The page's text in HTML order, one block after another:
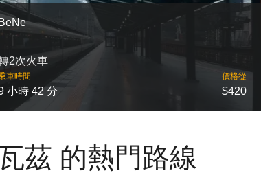
BeNe
2次火車
車時間
小時 42 分
價格從
$420
茲 的熱門路線